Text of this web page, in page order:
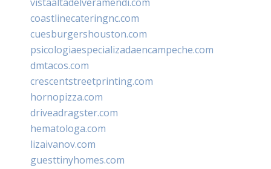
coastlinecateringnc.com
cuesburgershouston.com
psicologiaespecializadaencampeche.com
dmtacos.com
crescentstreetprinting.com
hornopizza.com
driveadragster.com
hematologa.com
lizaivanov.com
guesttinyhomes.com